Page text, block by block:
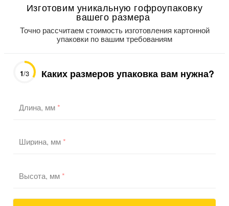
Изготовим уникальную гофроупаковку
вашего размера
Точно рассчитаем стоимость изготовления картонной
упаковки по вашим требованиям
1/3 Каких размеров упаковка вам нужна?
Длина, мм*
Ширина, мм*
Высота, мм*